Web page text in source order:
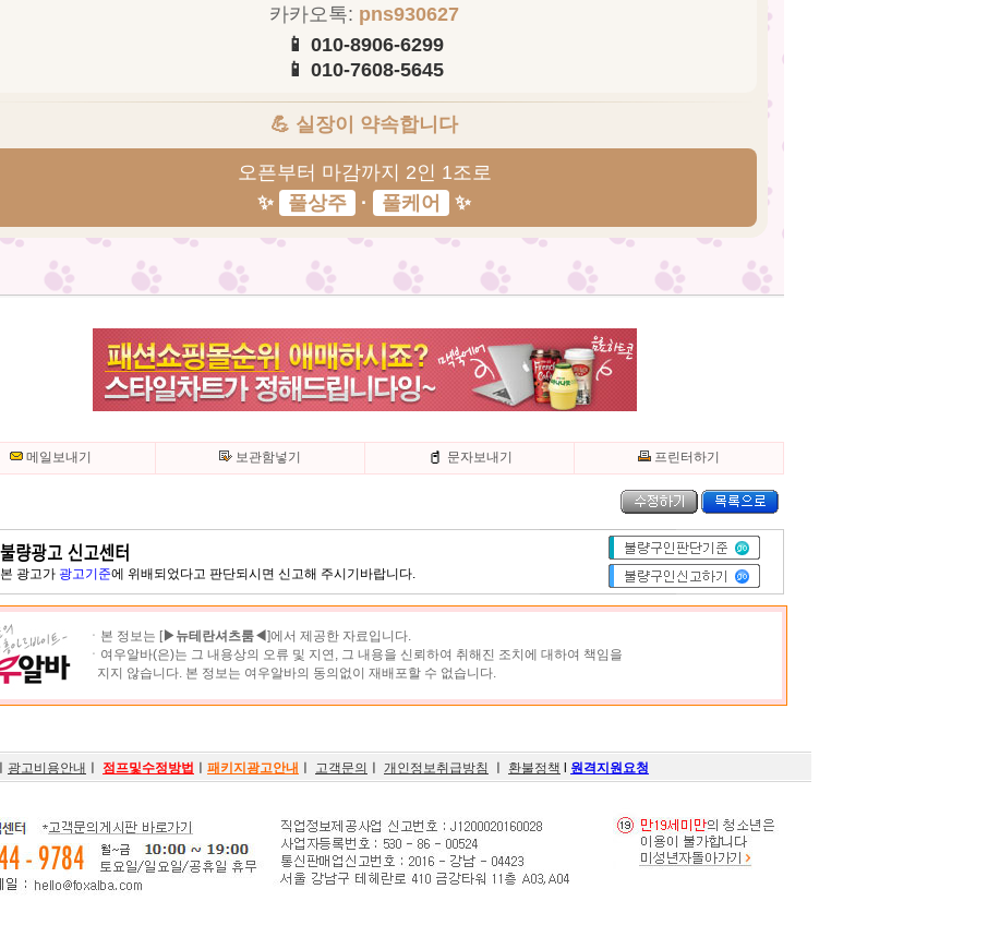
카카오톡: pns930627
📱 010-8906-6299
📱 010-7608-5645
💪 실장이 약속합니다
오픈부터 마감까지 2인 1조로
✨
풀상주 · 풀케어 ✨
메일보내기 보관함넣기 문자보내기 프린터하기
본 광고가 광고기준에 위배되었다고 판단되시면 신고해 주시기바랍니다.
ㆍ본 정보는 [▶뉴테란셔츠룸◀ ]에서 제공한 자료입니다.
ㆍ여우알바(은)는 그 내용상의 오류 및 지연, 그 내용을 신뢰하여 취해진 조치에 대하여 책임을
지지 않습니다. 본 정보는 여우알바의 동의없이 재배포할 수 없습니다.
광고비용안내 점프및수정방법 패키지광고안내 고객문의 개인정보취급방침 환불정책 원격지원요청